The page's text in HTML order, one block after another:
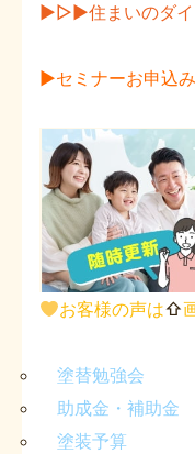
▶▷▶住まいのダイ
▶セミナーお申込
お客様の声は⇧
塗替勉強会
助成金・補助金
塗装予算